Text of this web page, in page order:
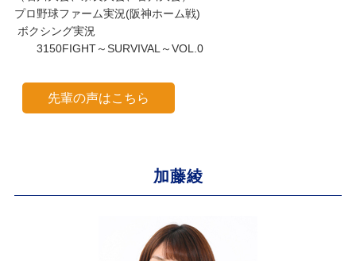
プロ野球ファーム実況(阪神ホーム戦)
ボクシング実況
3150FIGHT～SURVIVAL～VOL.0
先輩の声はこちら
加藤綾